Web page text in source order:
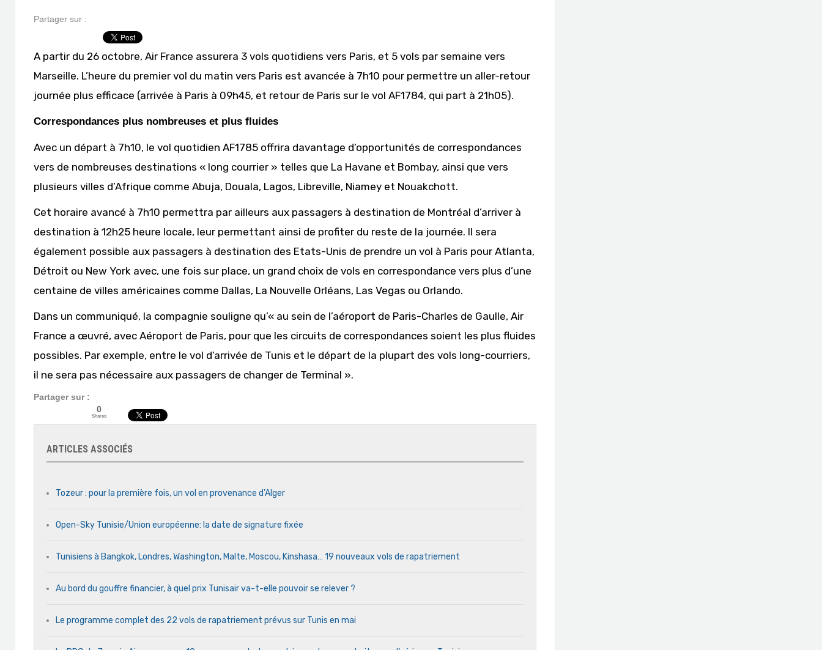
Partager sur :
A partir du 26 octobre, Air France assurera 3 vols quotidiens vers Paris, et 5 vols par semaine vers
Marseille. L’heure du premier vol du matin vers Paris est avancée à 7h10 pour permettre un aller-retour
journée plus efficace (arrivée à Paris à 09h45, et retour de Paris sur le vol AF1784, qui part à 21h05).
Correspondances plus nombreuses et plus fluides
Avec un départ à 7h10, le vol quotidien AF1785 offrira davantage d’opportunités de correspondances
vers de nombreuses destinations « long courrier » telles que La Havane et Bombay, ainsi que vers
plusieurs villes d’Afrique comme Abuja, Douala, Lagos, Libreville, Niamey et Nouakchott.
Cet horaire avancé à 7h10 permettra par ailleurs aux passagers à destination de Montréal d’arriver à
destination à 12h25 heure locale, leur permettant ainsi de profiter du reste de la journée. Il sera
également possible aux passagers à destination des Etats-Unis de prendre un vol à Paris pour Atlanta,
Détroit ou New York avec, une fois sur place, un grand choix de vols en correspondance vers plus d’une
centaine de villes américaines comme Dallas, La Nouvelle Orléans, Las Vegas ou Orlando.
Dans un communiqué, la compagnie souligne qu’« au sein de l’aéroport de Paris-Charles de Gaulle, Air
France a œuvré, avec Aéroport de Paris, pour que les circuits de correspondances soient les plus fluides
possibles. Par exemple, entre le vol d’arrivée de Tunis et le départ de la plupart des vols long-courriers,
il ne sera pas nécessaire aux passagers de changer de Terminal ».
Partager sur :
0
Shares
ARTICLES ASSOCIÉS
Tozeur : pour la première fois, un vol en provenance d’Alger
Open-Sky Tunisie/Union européenne: la date de signature fixée
Tunisiens à Bangkok, Londres, Washington, Malte, Moscou, Kinshasa… 19 nouveaux vols de rapatriement
Au bord du gouffre financier, à quel prix Tunisair va-t-elle pouvoir se relever ?
Le programme complet des 22 vols de rapatriement prévus sur Tunis en mai